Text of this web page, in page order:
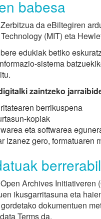
babesa
da eBiltegiren
(MIT) eta
edukiak betiko
sistema
zaintzeko
berrikuspena
kopiak
eta softwarea
izanez gero, formatuaren
Archives Initiativeren
ikusgarritasuna eta
dokumentuen
Terms da.